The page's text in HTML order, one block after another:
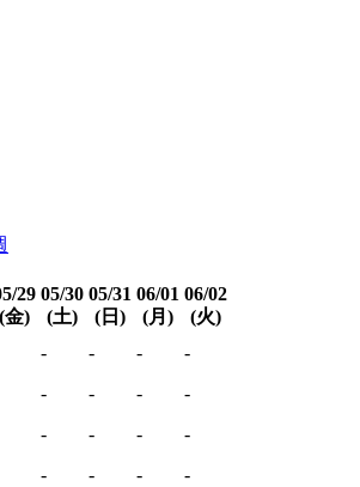
29
(金)
05/30
(土)
05/31
(日)
06/01
(月)
06/02
(火)
- - - -
- - - -
- - - -
- - - -